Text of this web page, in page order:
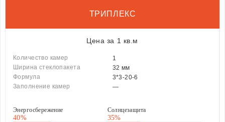
ТРИПЛЕКС
Цена за 1 кв.м
Количество камер
1
Ширина стеклопакета
32 мм
Формула
3*3-20-6
Заполнение камер
—
Энергосбережение
40%
Солнцезащита
35%